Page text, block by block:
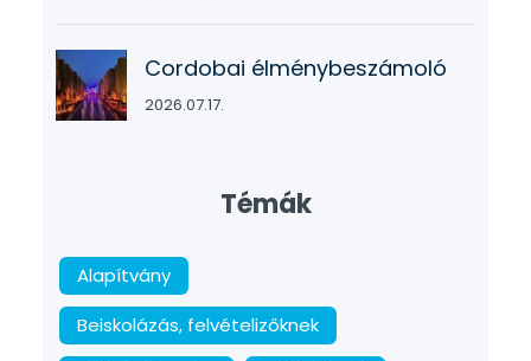
Cordobai élménybeszámoló
2026.07.17.
Témák
Alapítvány
Beiskolázás, felvételizőknek